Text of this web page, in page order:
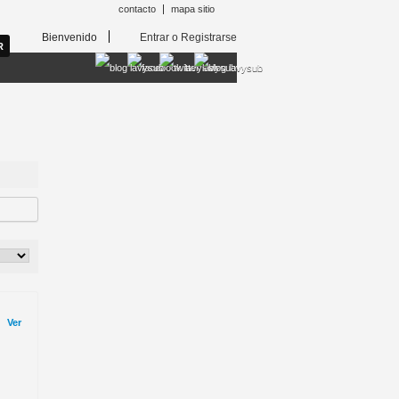
contacto mapa sitio
Bienvenido Entrar o Registrarse
Ver